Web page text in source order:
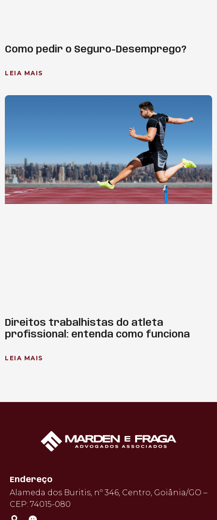
Como pedir o Seguro-Desemprego?
LEIA MAIS
Direitos trabalhistas do atleta
profissional: entenda como funciona
LEIA MAIS
Endereço
Alameda dos Buritis, nº 346, Centro, Goiânia/GO –
CEP: 74015-080